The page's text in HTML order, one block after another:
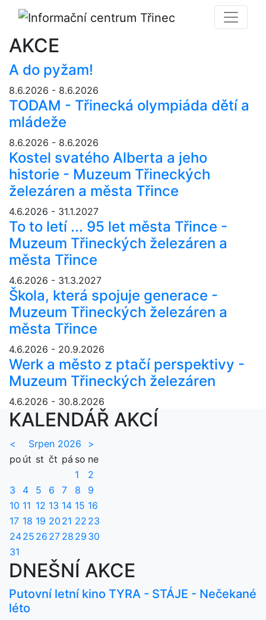
AKCE
A do pyžam!
8.6.2026 - 8.6.2026
TODAM - Třinecká olympiáda dětí a
mládeže
8.6.2026 - 8.6.2026
Kostel svatého Alberta a jeho
historie - Muzeum Třineckých
železáren a města Třince
4.6.2026 - 31.1.2027
To to letí ... 95 let města Třince -
Muzeum Třineckých železáren a
města Třince
4.6.2026 - 31.3.2027
Škola, která spojuje generace -
Muzeum Třineckých železáren a
města Třince
4.6.2026 - 20.9.2026
Werk a město z ptačí perspektivy -
Muzeum Třineckých železáren
4.6.2026 - 30.8.2026
KALENDÁŘ AKCÍ
< Srpen 2026
>
po út st čt pá so ne
1
2
3
4 5 6 7 8
9
10 11 12 13 14 15 16
17 18 19 20 21 22 23
2425 26 27 28 29 30
31
DNEŠNÍ AKCE
Putovní letní kino TYRA - STÁJE - Nečekané
léto